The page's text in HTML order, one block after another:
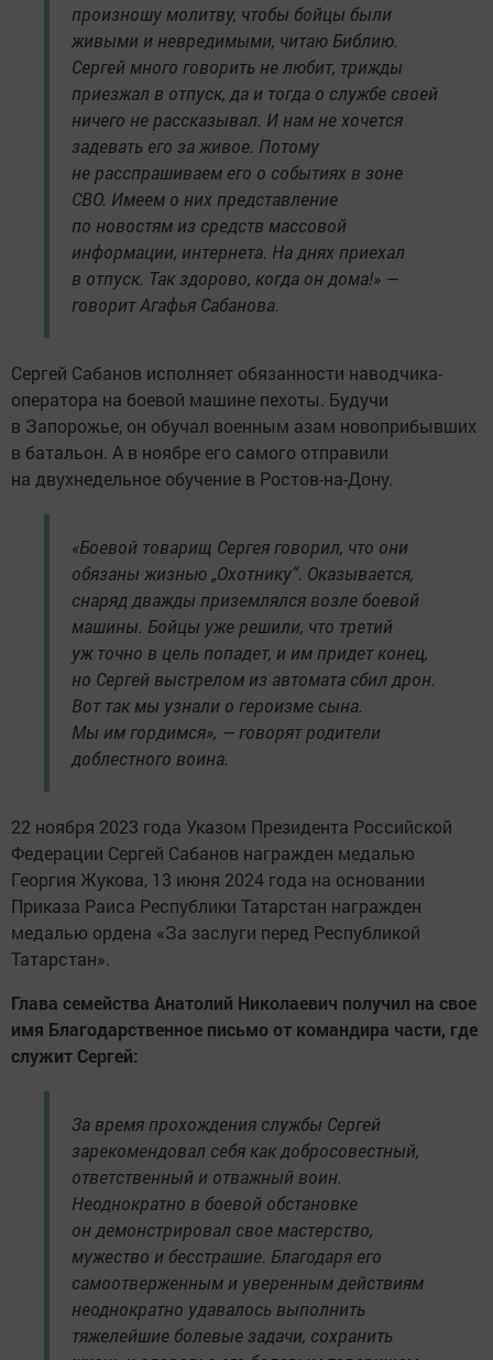
произношу молитву, чтобы бойцы были
живыми и невредимыми, читаю Библию.
Сергей много говорить не любит, трижды
приезжал в отпуск, да и тогда о службе своей
ничего не рассказывал. И нам не хочется
задевать его за живое. Потому
не расспрашиваем его о событиях в зоне
СВО. Имеем о них представление
по новостям из средств массовой
информации, интернета. На днях приехал
в отпуск. Так здорово, когда он дома!» —
говорит Агафья Сабанова.
Сергей Сабанов исполняет обязанности наводчика-
оператора на боевой машине пехоты. Будучи
в Запорожье, он обучал военным азам новоприбывших
в батальон. А в ноябре его самого отправили
на двухнедельное обучение в Ростов-на-Дону.
«Боевой товарищ Сергея говорил, что они
обязаны жизнью „Охотнику“. Оказывается,
снаряд дважды приземлялся возле боевой
машины. Бойцы уже решили, что третий
уж точно в цель попадет, и им придет конец,
но Сергей выстрелом из автомата сбил дрон.
Вот так мы узнали о героизме сына.
Мы им гордимся», — говорят родители
доблестного воина.
22 ноября 2023 года Указом Президента Российской
Федерации Сергей Сабанов награжден медалью
Георгия Жукова, 13 июня 2024 года на основании
Приказа Раиса Республики Татарстан награжден
медалью ордена «За заслуги перед Республикой
Татарстан».
Глава семейства Анатолий Николаевич получил на свое
имя Благодарственное письмо от командира части, где
служит Сергей:
За время прохождения службы Сергей
зарекомендовал себя как добросовестный,
ответственный и отважный воин.
Неоднократно в боевой обстановке
он демонстрировал свое мастерство,
мужество и бесстрашие. Благодаря его
самоотверженным и уверенным действиям
неоднократно удавалось выполнить
тяжелейшие болевые задачи, сохранить